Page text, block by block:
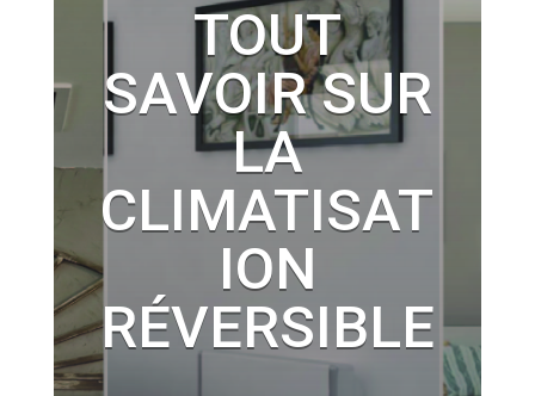
TOUT
SAVOIR SUR
LA
CLIMATISAT
ION
RÉVERSIBLE